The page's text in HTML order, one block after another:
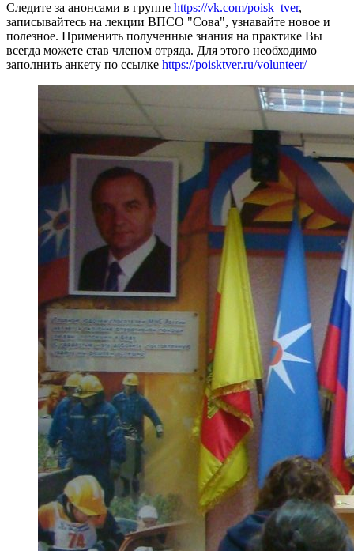
Следите за анонсами в группе https://vk.com/poisk_tver,
записывайтесь на лекции ВПСО "Сова", узнавайте новое и
полезное. Применить полученные знания на практике Вы
всегда можете став членом отряда. Для этого необходимо
заполнить анкету по ссылке https://poisktver.ru/volunteer/